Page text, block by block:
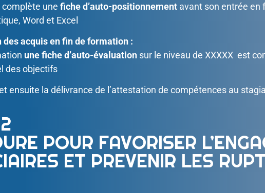
une fiche d’auto-positionnement avant son entrée en
Word et Excel
des acquis en fin de formation :
une fiche d’auto-évaluation sur le niveau de XXXXX est
des objectifs
ensuite la délivrance de l’attestation de compétences au
POUR FAVORISER
ET PREVENIR LES